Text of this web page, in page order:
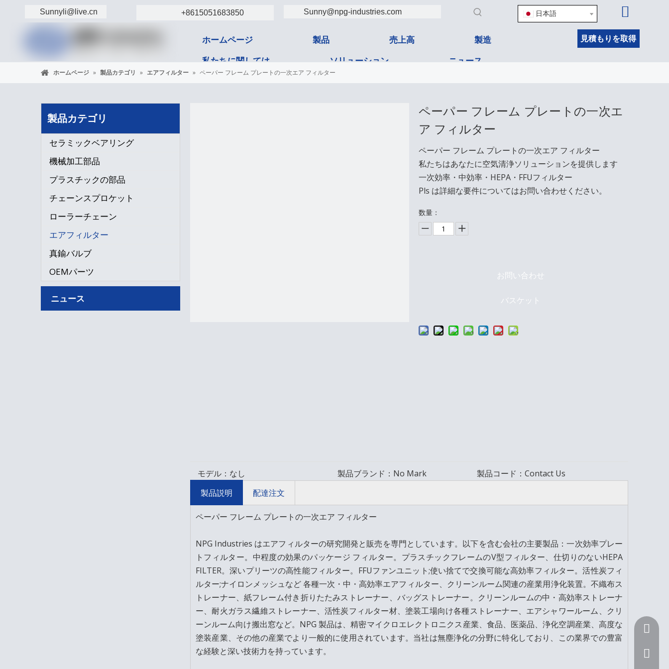
Sunnyli@live.cn +8615051683850 Sunny@npg-industries.com 日本語
ホームページ 製品 売上高
製造
私たちに関しては
ソリューション
ニュース
見積もりを取得
ホームページ » 製品カテゴリ » エアフィルター » ペーパー フレーム プレートの一次エア フィルター
製品カテゴリ
セラミックベアリング
機械加工部品
プラスチックの部品
チェーンスプロケット
ローラーチェーン
エアフィルター
真鍮バルブ
OEMパーツ
ニュース
ペーパー フレーム プレートの一次エ
ア フィルター
ペーパー フレーム プレートの一次エア フィルター
私たちはあなたに空気清浄ソリューションを提供します
一次効率・中効率・HEPA・FFUフィルター
Pls は詳細な要件についてはお問い合わせください。
数量：
お問い合わせ
バスケット
モデル： なし 製品ブランド： No Mark 製品コード： Contact Us
製品説明
配達注文
ペーパー フレーム プレートの一次エア フィルター
NPG Industries はエアフィルターの研究開発と販売を専門としています。以下を含む会社の主要製品：一次効率プレー
トフィルター。中程度の効果のパッケージ フィルター。プラスチックフレームのV型フィルター、仕切りのないHEPA
FILTER。深いプリーツの高性能フィルター。FFUファンユニット;使い捨てで交換可能な高効率フィルター。活性炭フィ
ルター;ナイロンメッシュなど 各種一次・中・高効率エアフィルター、クリーンルーム関連の産業用浄化装置。不織布ス
トレーナー、紙フレーム付き折りたたみストレーナー、バッグストレーナー。クリーンルームの中・高効率ストレーナ
ー、耐火ガラス繊維ストレーナー、活性炭フィルター材、塗装工場向け各種ストレーナー、エアシャワールーム、クリ
ーンルーム向け搬出窓など。NPG 製品は、精密マイクロエレクトロニクス産業、食品、医薬品、浄化空調産業、高度な
塗装産業、その他の産業でより一般的に使用されています。当社は無塵浄化の分野に特化しており、この業界での豊富
な経験と深い技術力を持っています。
+ 86